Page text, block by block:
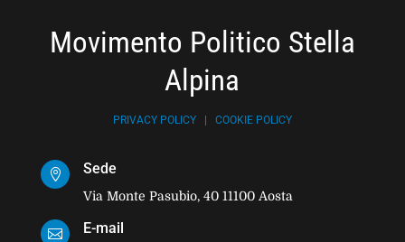
Movimento Politico Stella
Alpina
PRIVACY POLICY| COOKIE POLICY
 Sede
Via Monte Pasubio, 40 11100 Aosta
 E-mail